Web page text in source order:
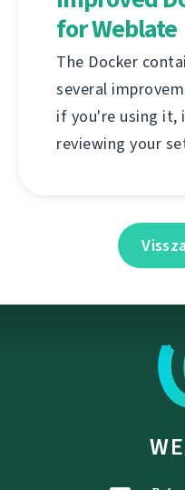
for Weblate
The Docker
several
if you're using it,
reviewing your